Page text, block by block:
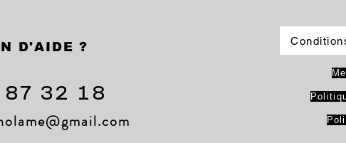
D'AIDE ?
32 18